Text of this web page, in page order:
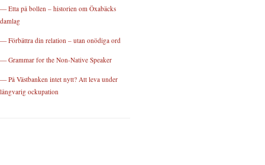
— Etta på bollen – historien om Öxabäcks
damlag
— Förbättra din relation – utan onödiga ord
— Grammar for the Non-Native Speaker
— På Västbanken intet nytt? Att leva under
långvarig ockupation